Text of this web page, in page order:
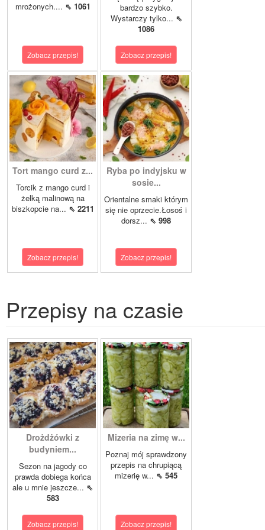
mrożonych.... ⇖ 1061
Zobacz przepis!
bardzo szybko.
Wystarczy tylko... ⇖
1086
Zobacz przepis!
Tort mango curd z...
Torcik z mango curd i
żelką malinową na
biszkopcie na... ⇖ 2211
Zobacz przepis!
Ryba po indyjsku w
sosie...
Orientalne smaki którym
się nie oprzecie.Łosoś i
dorsz... ⇖ 998
Zobacz przepis!
Przepisy na czasie
Drożdżówki z
budyniem...
Sezon na jagody co
prawda dobiega końca
ale u mnie jeszcze... ⇖
583
Zobacz przepis!
Mizeria na zimę w...
Poznaj mój sprawdzony
przepis na chrupiącą
mizerię w... ⇖ 545
Zobacz przepis!